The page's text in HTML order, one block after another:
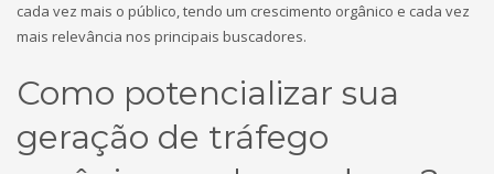
cada vez mais o público, tendo um crescimento orgânico e cada vez
mais relevância nos principais buscadores.
Como potencializar sua
geração de tráfego